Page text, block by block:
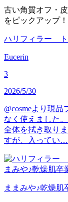
古い角質オフ・
をピックアップ！
ハリフィラー ト
Eucerin
3
2026/5/30
@cosmeより現
なく使えました
全体を拭き取り
すが、入ってい…
ままみや♪乾燥肌